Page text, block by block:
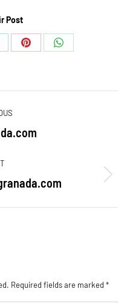
Post
Share
Share
Required fields are marked *